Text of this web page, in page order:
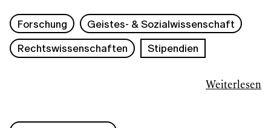
Weiterlesen
Forschung
Geistes- & Sozialwissenschaft
Rechtswissenschaften
Stipendien